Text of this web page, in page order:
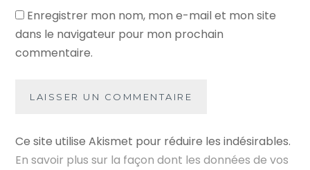
Enregistrer mon nom, mon e-mail et mon site
dans le navigateur pour mon prochain
commentaire.
Ce site utilise Akismet pour réduire les indésirables.
En savoir plus sur la façon dont les données de vos